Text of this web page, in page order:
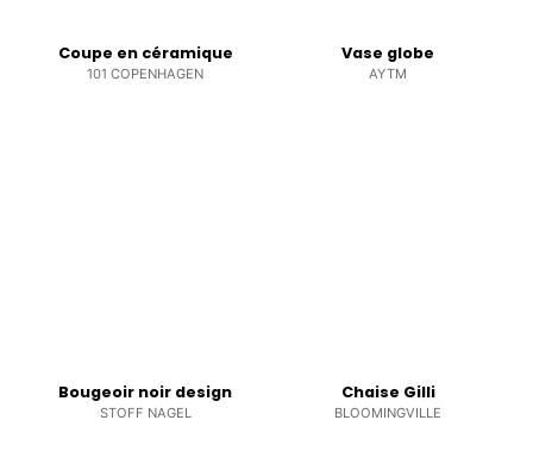
Coupe en céramique
101 COPENHAGEN
Vase globe
AYTM
Bougeoir noir design
STOFF NAGEL
Chaise Gilli
BLOOMINGVILLE